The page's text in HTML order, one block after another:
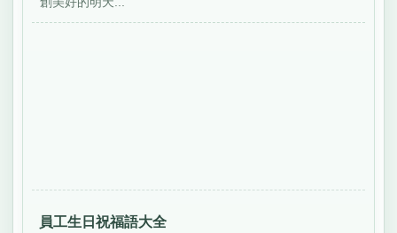
員工生日祝福語大全